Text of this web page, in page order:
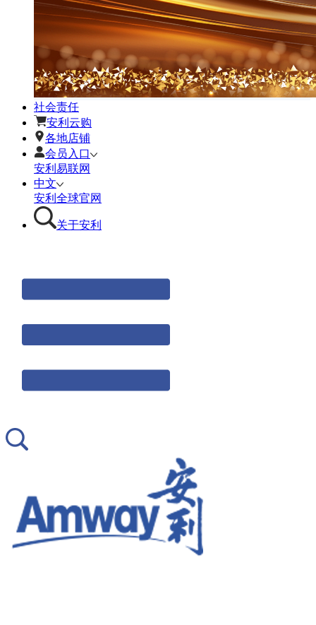
社会责任
安利云购
各地店铺
会员入口
安利易联网
中文
安利全球官网
关于安利